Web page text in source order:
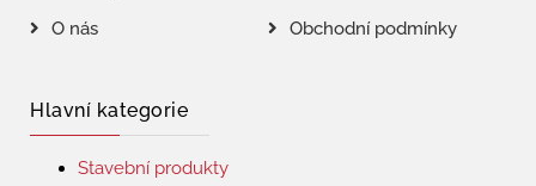
O nás
Obchodní podmínky
Hlavní kategorie
Stavební produkty